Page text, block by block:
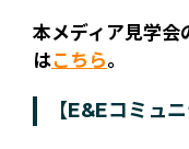
本メディア見学会
はこちら。
【E&Eコミュ